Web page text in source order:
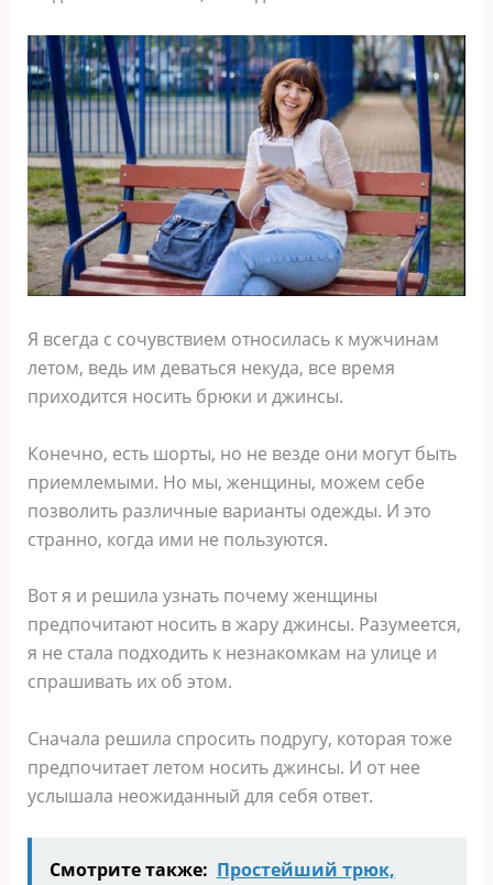
Я всегда с сочувствием относилась к мужчинам
летом, ведь им деваться некуда, все время
приходится носить брюки и джинсы.
Конечно, есть шорты, но не везде они могут быть
приемлемыми. Но мы, женщины, можем себе
позволить различные варианты одежды. И это
странно, когда ими не пользуются.
Вот я и решила узнать почему женщины
предпочитают носить в жару джинсы. Разумеется,
я не стала подходить к незнакомкам на улице и
спрашивать их об этом.
Сначала решила спросить подругу, которая тоже
предпочитает летом носить джинсы. И от нее
услышала неожиданный для себя ответ.
Смотрите также: Простейший трюк,